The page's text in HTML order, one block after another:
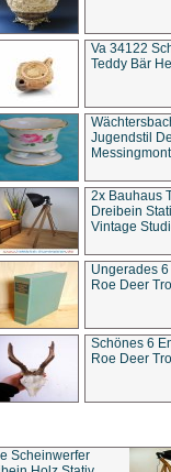
Va 34122
Teddy Bär
Jugendstil
2x Bauhaus
Dreibein
Vintage
Ungerades
Roe Deer
Schönes 6
Roe Deer
Scheinwerfer